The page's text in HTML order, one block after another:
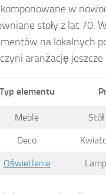
w
stoły z lat 70.
na lokalnych
aranżację
Typ elementu
Meble
Deco
Oświetlenie